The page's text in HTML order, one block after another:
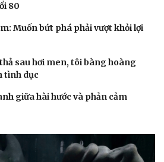
80
Muốn bứt phá phải vượt khỏi lợi
sau hơi men, tôi bàng hoàng
tình dục
giữa hài hước và phản cảm